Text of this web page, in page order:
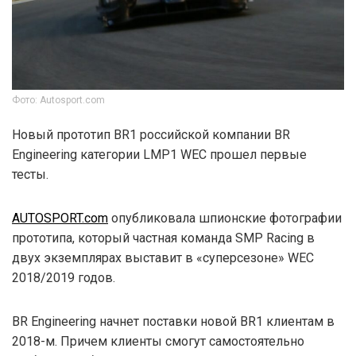
Фото: Autosport.com
Новый прототип BR1 российской компании BR
Engineering категории LMP1 WEC прошел первые
тесты.
AUTOSPORT.com опубликовала шпионские фотографии
прототипа, который частная команда SMP Racing в
двух экземплярах выставит в «суперсезоне» WEC
2018/2019 годов.
BR Engineering начнет поставки новой BR1 клиентам в
2018-м. Причем клиенты смогут самостоятельно